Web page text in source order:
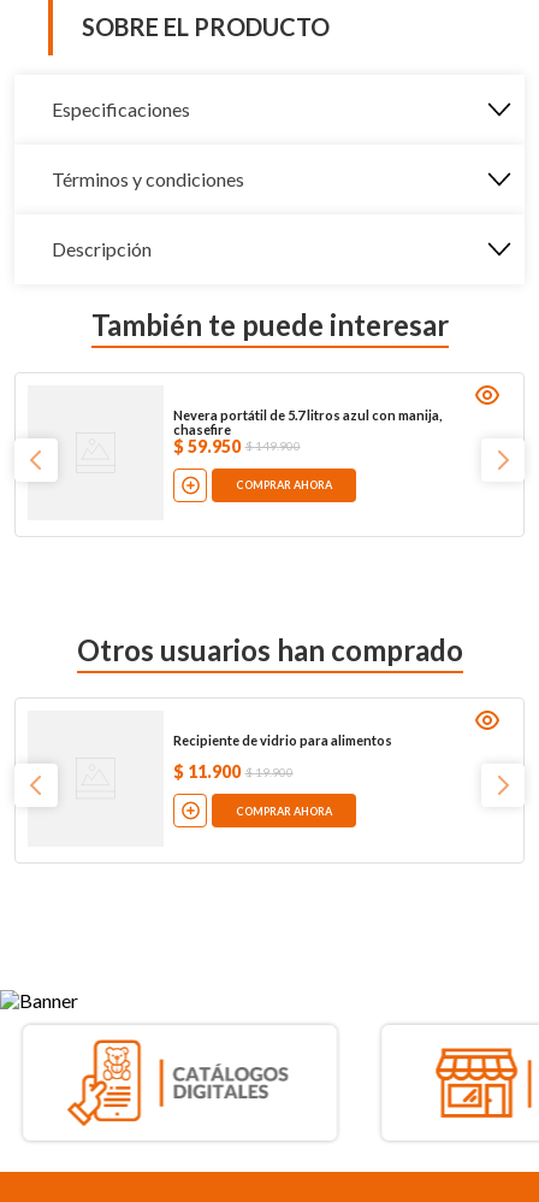
SOBRE EL PRODUCTO
Especificaciones
Términos y condiciones
Descripción
También te puede interesar
Nevera portátil de 5.7 litros azul con manija,
chasefire
$ 59.950 $149.900
COMPRAR AHORA
Otros usuarios han comprado
Recipiente de vidrio para alimentos
$ 11.900 $19.900
COMPRAR AHORA